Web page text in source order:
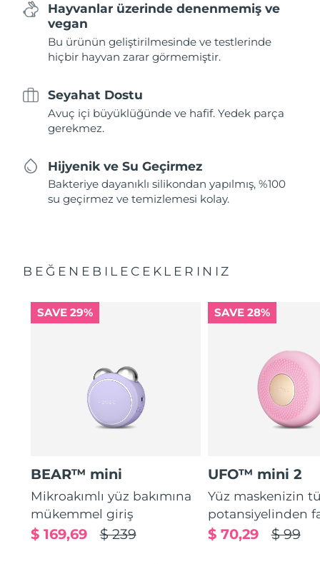
Hayvanlar üzerinde denenmemiş ve
vegan
Bu ürünün geliştirilmesinde ve testlerinde
hiçbir hayvan zarar görmemiştir.
Seyahat Dostu
Avuç içi büyüklüğünde ve hafif. Yedek parça
gerekmez.
Hijyenik ve Su Geçirmez
Bakteriye dayanıklı silikondan yapılmış, %100
su geçirmez ve temizlemesi kolay.
BEĞENEBILECEKLERINIZ
SAVE 29%
BEAR™ mini
Mikroakımlı yüz bakımına
mükemmel giriş
$ 239
$ 169,69
SAVE 28%
UFO™ mini 2
Yüz maskenizin
potansiyelinden
$ 99
$ 70,29